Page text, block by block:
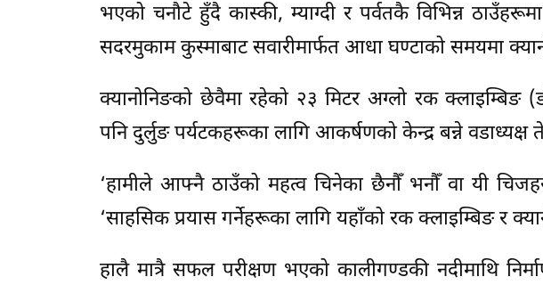
भएको चनौटे हुँदै कास्की, म्याग्दी र पर्वतकै विभिन्न
सदरमुकाम कुस्माबाट सवारीमार्फत आधा घण्टाको समयमा
क्यानोनिङको छेवैमा रहेको २३ मिटर अग्लो रक क्लाइम्बिङ
पनि दुर्लुङ पर्यटकहरूका लागि आकर्षणको केन्द्र बन्ने वडाध्यक्ष
‘हामीले आफ्नै ठाउँको महत्व चिनेका छैनौँ भनौँ वा यी
‘साहसिक प्रयास गर्नेहरूका लागि यहाँको रक क्लाइम्बिङ र
हालै मात्रै सफल परीक्षण भएको कालीगण्डकी नदीमाथि